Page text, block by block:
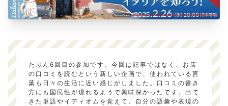
たぶん6回目の参加です。今回は記事ではなく、お店
の口コミを読むという新しい企画で、使われている言
葉も日々の生活に近い感じがしました。口コミの書き
方にも国民性が現れるようで興味深かったです。出て
きた単語やイディオムを覚えて、自分の語彙や表現の